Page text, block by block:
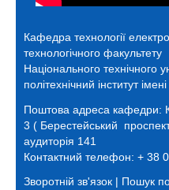
Кафедра технології
технологічного факультету
Національного технічного
політехнічний інститут
Поштова адреса кафедри:
3 ( Берестейський
аудиторія 141
Контактний телефон: + 38
Зворотній зв'язок | Пошук